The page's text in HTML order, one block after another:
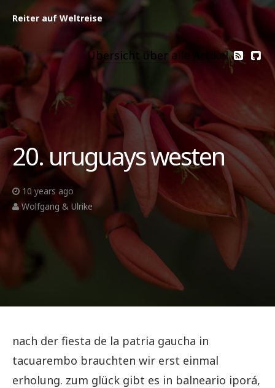
Reiter auf Weltreise
Übersicht über alle Artikel
20. uruguays westen
10 years ago
Wolfgang & Ulrike
nach der fiesta de la patria gaucha in
tacuarembo brauchten wir erst einmal
erholung. zum glück gibt es in balneario iporá,